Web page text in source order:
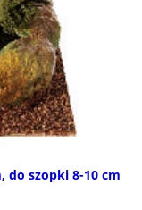
do szopki 8-10 cm